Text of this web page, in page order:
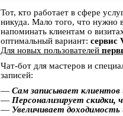
Тот, кто работает в сфере
никуда. Мало того, что нужно
напоминать клиентам о
оптимальный вариант: сервис
Для новых пользователей
Чат-бот для мастеров и
записей:
— Сам записывает
— Персонализирует скидки,
— Увеличивает